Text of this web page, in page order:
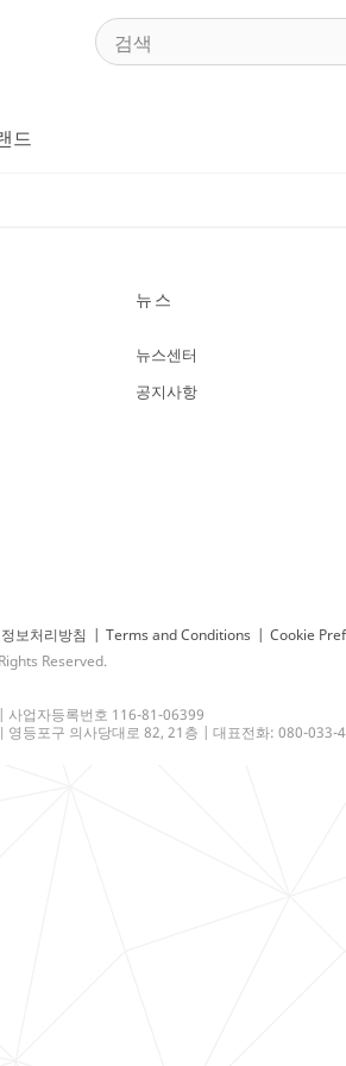
드
뉴스
뉴스센터
공지사항
보처리방침 | Terms and Conditions | Cookie
Reserved.
사업자등록번호 116-81-06399
영등포구 의사당대로 82, 21층 | 대표전화: 080-033-